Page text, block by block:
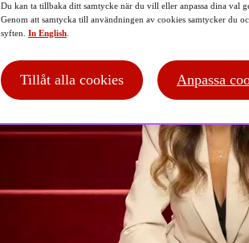
Du kan ta tillbaka ditt samtycke när du vill eller anpassa dina val
Genom att samtycka till användningen av cookies samtycker du
syften. In English
Anpassa
Tillåt alla cookies